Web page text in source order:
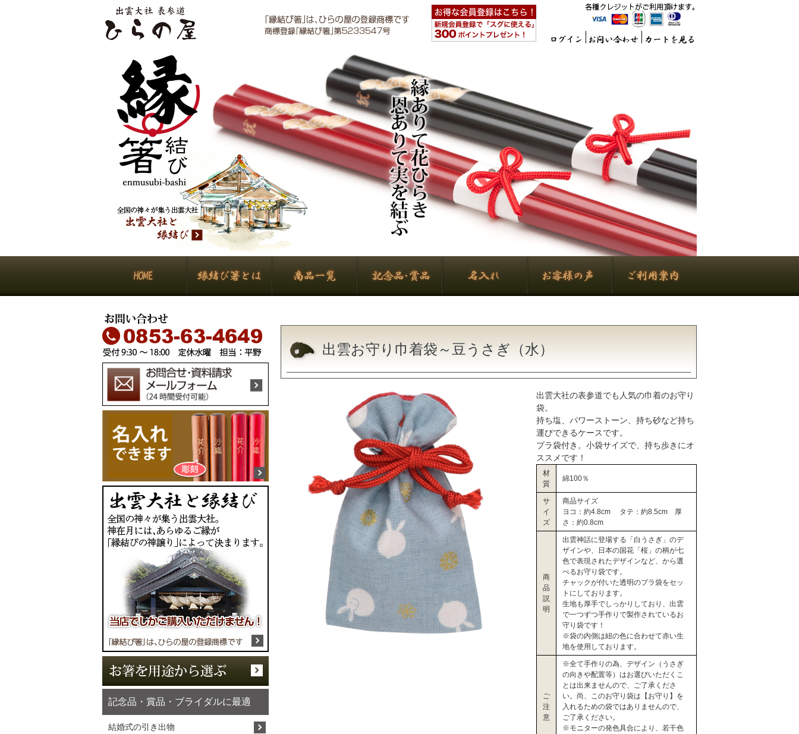
出雲お守り巾着袋～豆うさぎ（水）
出雲大社の表参道でも人気の巾着のお守り
袋。
持ち塩、パワーストーン、持ち砂など持ち
運びできるケースです。
プラ袋付き。小袋サイズで、持ち歩きにオ
ススメです！
材
質
綿100％
サ
イ
ズ
商品サイズ
ヨコ：約4.8cm タテ：約8.5cm 厚
さ：約0.8cm
商
品
説
明
出雲神話に登場する「白うさぎ」のデ
ザインや、日本の国花「桜」の柄が七
色で表現されたデザインなど、から選
べるお守り袋です。
チャックが付いた透明のプラ袋をセッ
トにしております。
生地も厚手でしっかりしており、出雲
で一つずつ手作りで製作されているお
守り袋です！
※袋の内側は紐の色に合わせて赤い生
地を使用しております。
ご
注
意
※全て手作りの為、デザイン（うさぎ
の向きや配置等）はお選びいただくこ
とは出来ませんので、ご了承くださ
い。尚、このお守り袋は【お守り】を
入れるための袋ではありませんので、
ご了承ください。
※モニターの発色具合により、若干色
記念品・賞品・ブライダルに最適
結婚式の引き出物